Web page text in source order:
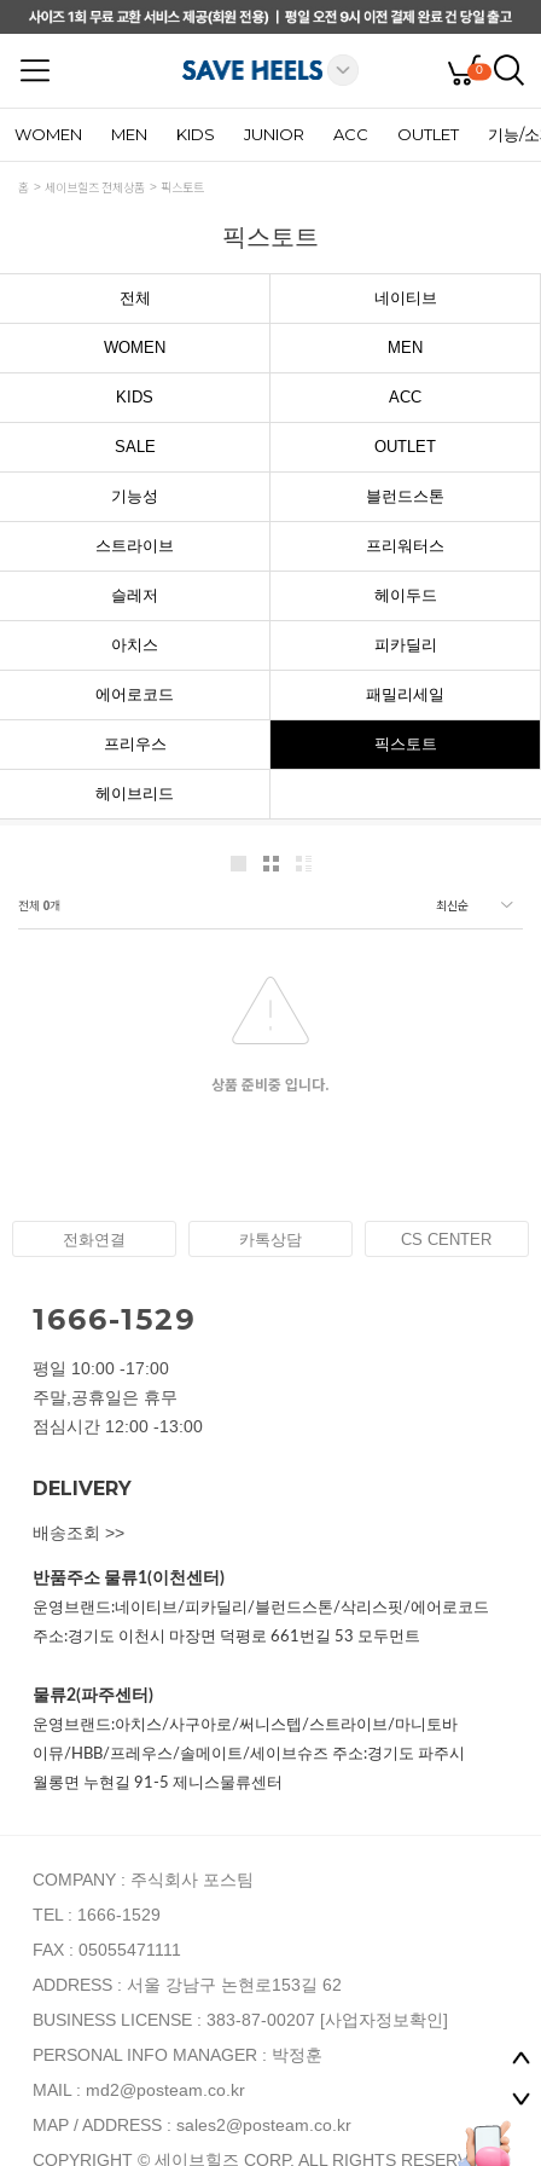
0
WOMEN MEN KIDS JUNIOR ACC OUTLET 기능/
홈 세이브힐즈 전체상품 픽스토트
픽스토트
전체 네이티브
WOMEN MEN
KIDS ACC
SALE OUTLET
기능성 블런드스톤
스트라이브 프리워터스
슬레저 헤이두드
아치스 피카딜리
에어로코드 패밀리세일
프리우스 픽스토트
헤이브리드
전체 0개
상품 준비중 입니다.
전화연결 카톡상담 CS CENTER
1666-1529
평일 10:00 -17:00
주말,공휴일은 휴무
점심시간 12:00 -13:00
DELIVERY
배송조회 >>
반품주소 물류1(이천센터)
운영브랜드:네이티브/피카딜리/블런드스톤/삭리스핏/에어로코드
주소:경기도 이천시 마장면 덕평로 661번길 53 모두먼트
물류2(파주센터)
운영브랜드:아치스/사구아로/써니스텝/스트라이브/마니토바
이뮤/HBB/프레우스/솔메이트/세이브슈즈 주소:경기도 파주시
월롱면 누현길 91-5 제니스물류센터
COMPANY : 주식회사 포스팀
TEL : 1666-1529
FAX : 05055471111
ADDRESS : 서울 강남구 논현로153길 62
BUSINESS LICENSE : 383-87-00207 [사업자정보확인]
PERSONAL INFO MANAGER : 박정훈
MAIL : md2@posteam.co.kr
MAP / ADDRESS : sales2@posteam.co.kr
COPYRIGHT © 세이브힐즈 CORP. ALL RIGHTS RESERVED.